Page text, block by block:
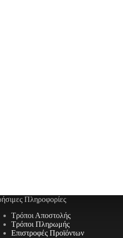
Πληροφορίες
Τρόποι Αποστολής
Τρόποι Πληρωμής
Επιστροφές Προϊόντων